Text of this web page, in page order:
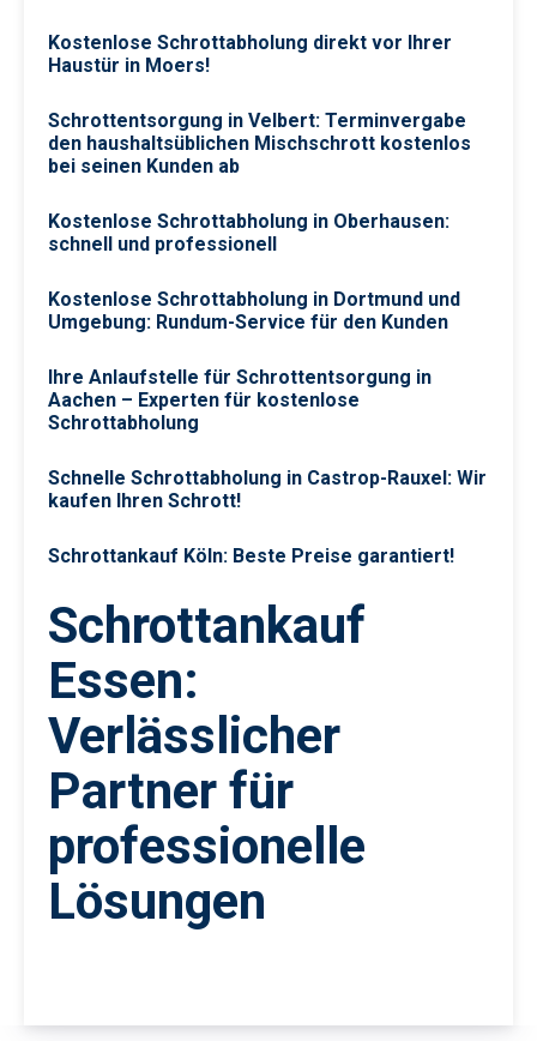
Kostenlose Schrottabholung direkt vor Ihrer
Haustür in Moers!
Schrottentsorgung in Velbert: Terminvergabe
den haushaltsüblichen Mischschrott kostenlos
bei seinen Kunden ab
Kostenlose Schrottabholung in Oberhausen:
schnell und professionell
Kostenlose Schrottabholung in Dortmund und
Umgebung: Rundum-Service für den Kunden
Ihre Anlaufstelle für Schrottentsorgung in
Aachen – Experten für kostenlose
Schrottabholung
Schnelle Schrottabholung in Castrop-Rauxel: Wir
kaufen Ihren Schrott!
Schrottankauf Köln: Beste Preise garantiert!
Schrottankauf
Essen:
Verlässlicher
Partner für
professionelle
Lösungen